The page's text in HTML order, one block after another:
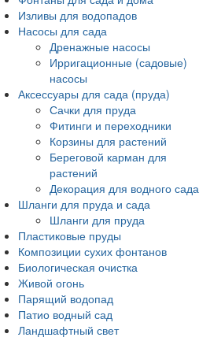
Изливы для водопадов
Насосы для сада
Дренажные насосы
Ирригационные (садовые)
насосы
Аксессуары для сада (пруда)
Сачки для пруда
Фитинги и переходники
Корзины для растений
Береговой карман для
растений
Декорация для водного сада
Шланги для пруда и сада
Шланги для пруда
Пластиковые пруды
Композиции сухих фонтанов
Биологическая очистка
Живой огонь
Парящий водопад
Патио водный сад
Ландшафтный свет